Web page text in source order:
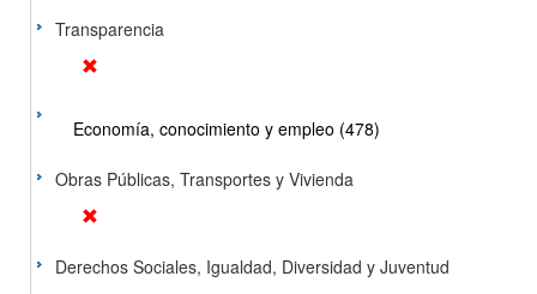
Transparencia
Economía, conocimiento y empleo (478)
Obras Públicas, Transportes y Vivienda
Derechos Sociales, Igualdad, Diversidad y Juventud